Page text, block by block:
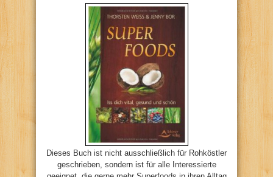
Dieses Buch ist nicht ausschließlich für Rohköstler
geschrieben, sondern ist für alle Interessierte